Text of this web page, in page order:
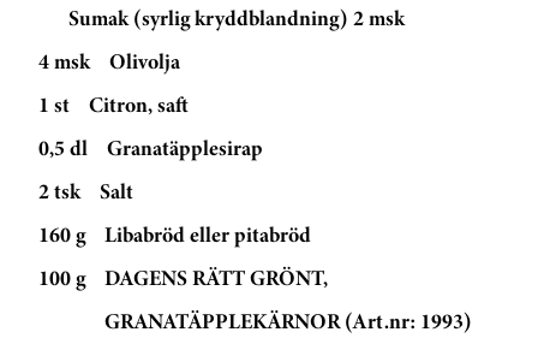
Sumak (syrlig kryddblandning) 2 msk
4 msk
Olivolja
1 st
Citron, saft
0,5 dl
Granatäpplesirap
2 tsk
Salt
160 g
Libabröd eller pitabröd
100 g
DAGENS RÄTT GRÖNT,
GRANATÄPPLEKÄRNOR (Art.nr: 1993)